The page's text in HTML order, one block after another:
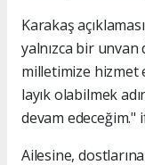
Karakaş
yalnızca bir unvan
milletimize hizmet
layık olabilmek
devam edeceğim."
Ailesine,